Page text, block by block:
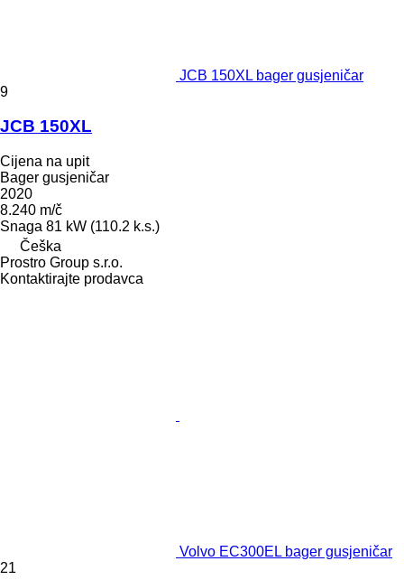
JCB 150XL bager gusjeničar
9
JCB 150XL
Cijena na upit
Bager gusjeničar
2020
8.240 m/č
Snaga 81 kW (110.2 k.s.)
Češka
Prostro Group s.r.o.
Kontaktirajte prodavca
Volvo EC300EL bager gusjeničar
21